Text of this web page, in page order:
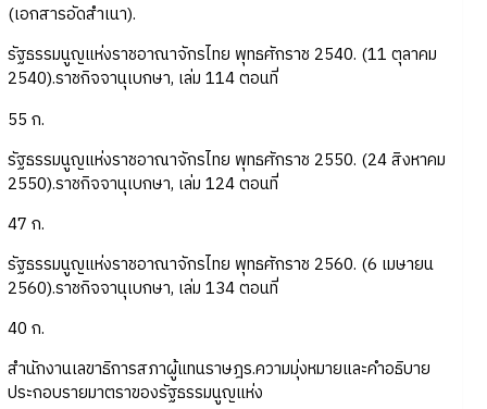
(เอกสารอัดสำเนา).
รัฐธรรมนูญแห่งราชอาณาจักรไทย พุทธศักราช 2540. (11 ตุลาคม
2540).ราชกิจจานุเบกษา, เล่ม 114 ตอนที่
55 ก.
รัฐธรรมนูญแห่งราชอาณาจักรไทย พุทธศักราช 2550. (24 สิงหาคม
2550).ราชกิจจานุเบกษา, เล่ม 124 ตอนที่
47 ก.
รัฐธรรมนูญแห่งราชอาณาจักรไทย พุทธศักราช 2560. (6 เมษายน
2560).ราชกิจจานุเบกษา, เล่ม 134 ตอนที่
40 ก.
สำนักงานเลขาธิการสภาผู้แทนราษฎร.ความมุ่งหมายและคำอธิบาย
ประกอบรายมาตราของรัฐธรรมนูญแห่ง